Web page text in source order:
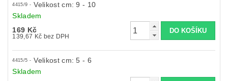
4415/9 - Velikost cm: 9 - 10
Skladem
169 Kč
139,67 Kč bez DPH
4415/5 - Velikost cm: 5 - 6
Skladem